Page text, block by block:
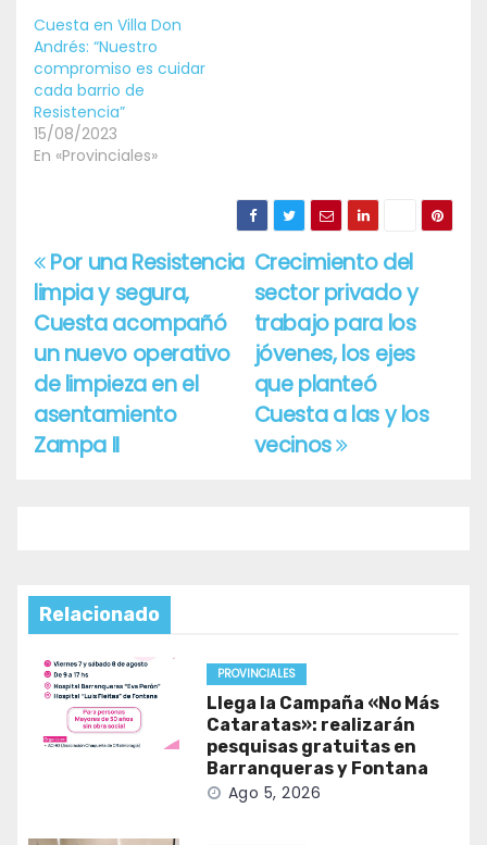
Cuesta en Villa Don
Andrés: “Nuestro
compromiso es cuidar
cada barrio de
Resistencia”
15/08/2023
En «Provinciales»
Navegación
de
entradas
Crecimiento del
sector privado y
trabajo para los
jóvenes, los ejes
que planteó
Cuesta a las y los
vecinos
Por una Resistencia
limpia y segura,
Cuesta acompañó
un nuevo operativo
de limpieza en el
asentamiento
Zampa II
Relacionado
PROVINCIALES
Llega la Campaña «No Más
Cataratas»: realizarán
pesquisas gratuitas en
Barranqueras y Fontana
Ago 5, 2026